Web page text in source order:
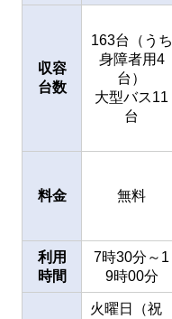
収容
台数
163台（うち
身障者用4
台）
大型バス11
台
料金 無料
利用
時間
7時30分～1
9時00分
火曜日（祝